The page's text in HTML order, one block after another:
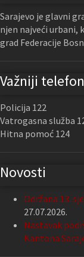
Sarajevo je glavni
njen najveći
grad Federacije
Važniji
Policija 122
Vatrogasna služba
Hitna pomoć 124
Novosti
Održana 13.
27.07.2026.
Nastavak
Kantona